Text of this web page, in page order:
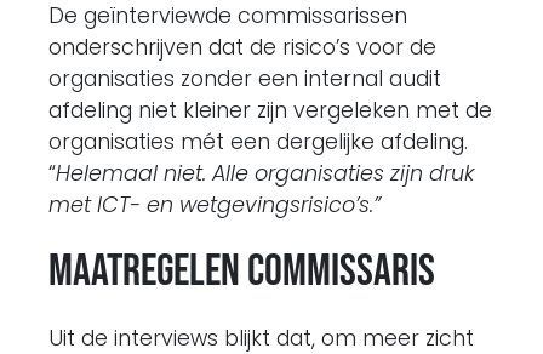
De geïnterviewde commissarissen
onderschrijven dat de risico’s voor de
organisaties zonder een internal audit
afdeling niet kleiner zijn vergeleken met de
organisaties mét een dergelijke afdeling.
“Helemaal niet. Alle organisaties zijn druk
met ICT- en wetgevingsrisico’s.”
Maatregelen commissaris
Uit de interviews blijkt dat, om meer zicht